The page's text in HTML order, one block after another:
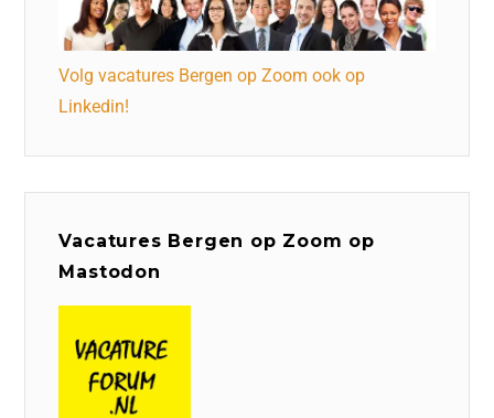
Volg vacatures Bergen op Zoom ook op
Linkedin!
Vacatures Bergen op Zoom op
Mastodon